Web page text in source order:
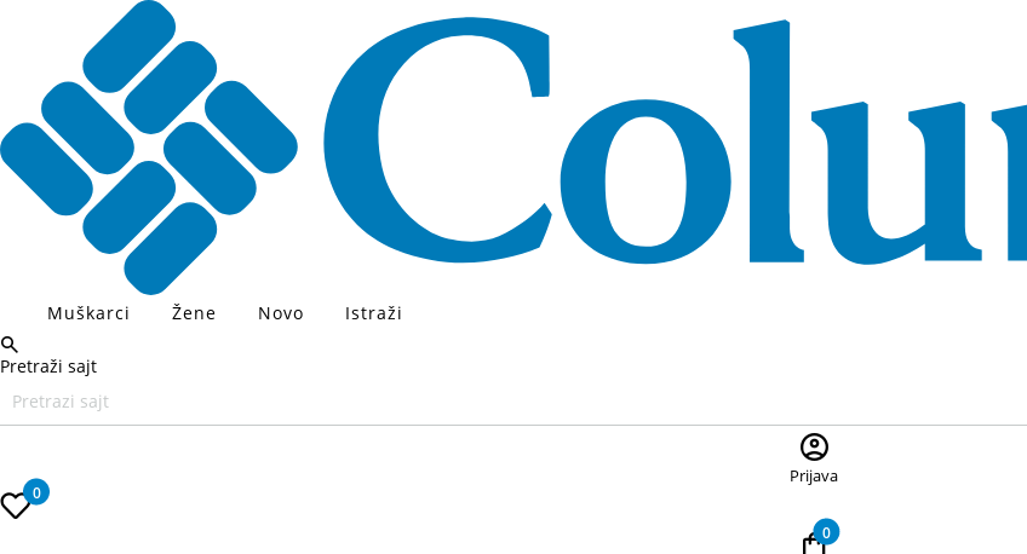
Muškarci Žene Novo Istraži
Pretraži sajt
Unesite željeni pojam za pretragu, koristite Tab za navigaciju kroz ponuđene proizvode, pritisnite Escape za zatvaranje pretrage
Prijava
0
0